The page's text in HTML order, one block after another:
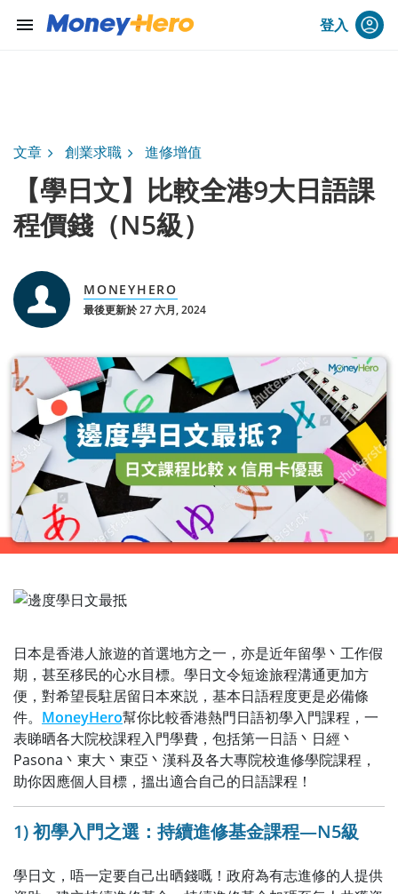
menu 登入
文章 創業求職 進修增值
【學日文】比較全港9大日語課
程價錢（N5級）
MONEYHERO
最後更新於 27 六月, 2024
日本是香港人旅遊的首選地方之一，亦是近年留學丶工作假
期，甚至移民的心水目標。學日文令短途旅程溝通更加方
便，對希望長駐居留日本來説，基本日語程度更是必備條
件。 MoneyHero幫你比較香港熱門日語初學入門課程，一
表睇晒各大院校課程入門學費，包括第一日語丶日經丶
Pasona丶東大丶東亞丶漢科及各大專院校進修學院課程，
助你因應個人目標，搵出適合自己的日語課程！
1) 初學入門之選：持續進修基金課程—N5級
學日文，唔一定要自己出晒錢嘅！政府為有志進修的人提供